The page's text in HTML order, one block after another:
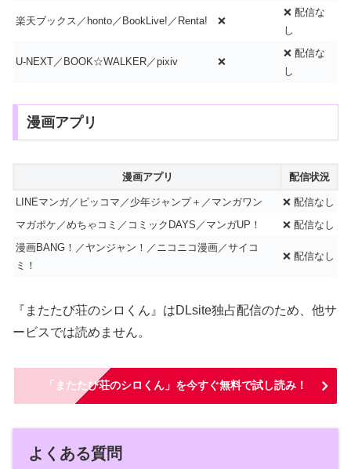
楽天ブックス／honto／BookLive!／Renta! ❌
❌ 配信な
し
U-NEXT／BOOK☆WALKER／pixiv ❌
❌ 配信な
し
漫画アプリ
漫画アプリ 配信状況
LINEマンガ／ピッコマ／少年ジャンプ＋／マンガワン
❌ 配信なし
マガポケ／めちゃコミ／コミックDAYS／マンガUP！
❌ 配信なし
漫画BANG！／ヤンジャン！／ニコニコ漫画／サイコ
ミ！
❌ 配信なし
『またたび荘のシロくん』はDLsite独占配信のため、他サ
ービスでは読めません。
「またたび荘のシロくん」を今すぐ無料で試し読み！
よくある質問